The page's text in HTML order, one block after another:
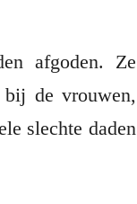
afgoden. Ze
bij de vrouwen,
slechte daden